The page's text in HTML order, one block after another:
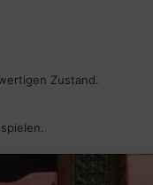
Zustand.